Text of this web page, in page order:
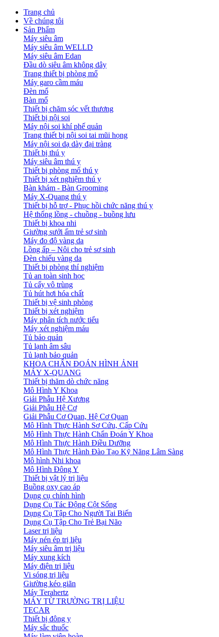
Trang chủ
Về chúng tôi
Sản Phẩm
Máy siêu âm
Máy siêu âm WELLD
Máy siêu âm Edan
Đầu dò siêu âm không dây
Trang thiết bị phòng mổ
Máy garo cầm máu
Đèn mổ
Bàn mổ
Thiết bị chăm sóc vết thương
Thiết bị nội soi
Máy nội soi khí phế quản
Trang thiết bị nội soi tai mũi họng
Máy nội soi dạ dày đại tràng
Thiết bị thú y
Máy siêu âm thú y
Thiết bị phòng mổ thú y
Thiết bị xét nghiệm thú y
Bàn khám - Bàn Grooming
Máy X-Quang thú y
Thiết bị hỗ trợ - Phục hồi chức năng thú y
Hệ thống lồng - chuồng - buồng lưu
Thiết bị khoa nhi
Giường sưởi ấm trẻ sơ sinh
Máy đo độ vàng da
Lồng ấp – Nôi cho trẻ sơ sinh
Đèn chiếu vàng da
Thiết bị phòng thí nghiệm
Tủ an toàn sinh học
Tủ cấy vô trùng
Tủ hút hơi hóa chất
Thiết bị vệ sinh phòng
Thiết bị xét nghiệm
Máy phân tích nước tiểu
Máy xét nghiệm máu
Tủ bảo quản
Tủ lạnh âm sâu
Tủ lạnh bảo quản
KHOA CHẨN ĐOÁN HÌNH ẢNH
MÁY X-QUANG
Thiết bị thăm dò chức năng
Mô Hình Y Khoa
Giải Phẫu Hệ Xương
Giải Phẫu Hệ Cơ
Giải Phẫu Cơ Quan, Hệ Cơ Quan
Mô Hình Thực Hành Sơ Cứu, Cấp Cứu
Mô Hình Thực Hành Chẩn Đoán Y Khoa
Mô Hình Thực Hành Điều Dưỡng
Mô Hình Thực Hành Đào Tạo Kỹ Năng Lâm Sàng
Mô hình Nhi khoa
Mô Hình Đông Y
Thiết bị vật lý trị liệu
Buồng oxy cao áp
Dụng cụ chỉnh hình
Dụng Cụ Tác Động Cột Sống
Dụng Cụ Tập Cho Người Tai Biến
Dụng Cụ Tập Cho Trẻ Bại Não
Laser trị liệu
Máy nén ép trị liệu
Máy siêu âm trị liệu
Máy xung kích
Máy điện trị liệu
Vi sóng trị liệu
Giường kéo giãn
Máy Terahertz
MÁY TỪ TRƯỜNG TRỊ LIỆU
TECAR
Thiết bị đông y
Máy sắc thuốc